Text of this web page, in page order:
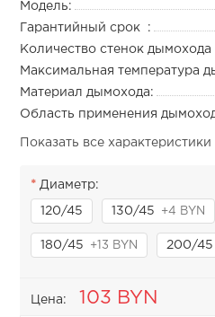
Модель:
Гарантийный срок :
Количество стенок
Максимальная температура
Материал дымохода:
Область применения
Показать все характеристики
Диаметр:
120/45 130/45 +4 BYN
180/45 +13 BYN 200/45
Цена: 103 BYN